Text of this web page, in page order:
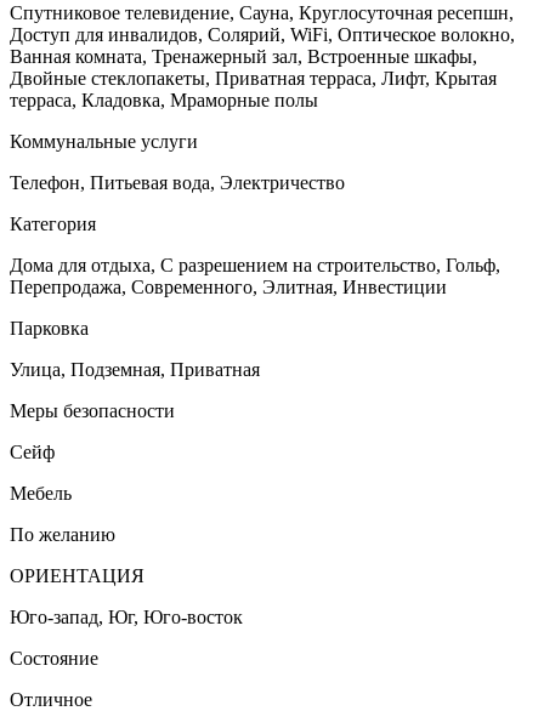
Спутниковое телевидение, Сауна, Круглосуточная ресепшн,
Доступ для инвалидов, Солярий, WiFi, Оптическое волокно,
Ванная комната, Тренажерный зал, Встроенные шкафы,
Двойные стеклопакеты, Приватная терраса, Лифт, Крытая
терраса, Кладовка, Мраморные полы
Коммунальные услуги
Телефон, Питьевая вода, Электричество
Категория
Дома для отдыха, С разрешением на строительство, Гольф,
Перепродажа, Cовременного, Элитная, Инвестиции
Парковка
Улица, Подземная, Приватная
Меры безопасности
Сейф
Мебель
По желанию
ОРИЕНТАЦИЯ
Юго-запад, Юг, Юго-восток
Состояние
Отличное